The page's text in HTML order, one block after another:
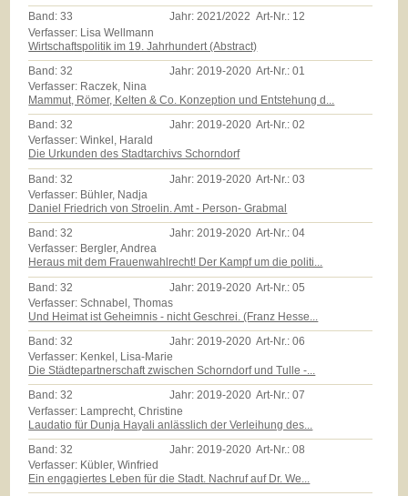
Band:33 Jahr:2021/2022 Art-Nr.: 12
Verfasser: Lisa Wellmann
Wirtschaftspolitik im 19. Jahrhundert (Abstract)
Band:32 Jahr: 2019-2020 Art-Nr.:01
Verfasser: Raczek, Nina
Mammut, Römer, Kelten & Co. Konzeption und Entstehung d...
Band:32 Jahr:2019-2020 Art-Nr.:02
Verfasser: Winkel, Harald
Die Urkunden des Stadtarchivs Schorndorf
Band:32 Jahr: 2019-2020 Art-Nr.:03
Verfasser: Bühler, Nadja
Daniel Friedrich von Stroelin. Amt - Person- Grabmal
Band:32 Jahr:2019-2020 Art-Nr.:04
Verfasser: Bergler, Andrea
Heraus mit dem Frauenwahlrecht! Der Kampf um die politi...
Band:32 Jahr: 2019-2020 Art-Nr.:05
Verfasser: Schnabel, Thomas
Und Heimat ist Geheimnis - nicht Geschrei. (Franz Hesse...
Band:32 Jahr:2019-2020 Art-Nr.:06
Verfasser: Kenkel, Lisa-Marie
Die Städtepartnerschaft zwischen Schorndorf und Tulle -...
Band:32 Jahr:2019-2020 Art-Nr.:07
Verfasser: Lamprecht, Christine
Laudatio für Dunja Hayali anlässlich der Verleihung des...
Band:32 Jahr:2019-2020 Art-Nr.:08
Verfasser: Kübler, Winfried
Ein engagiertes Leben für die Stadt. Nachruf auf Dr. We...